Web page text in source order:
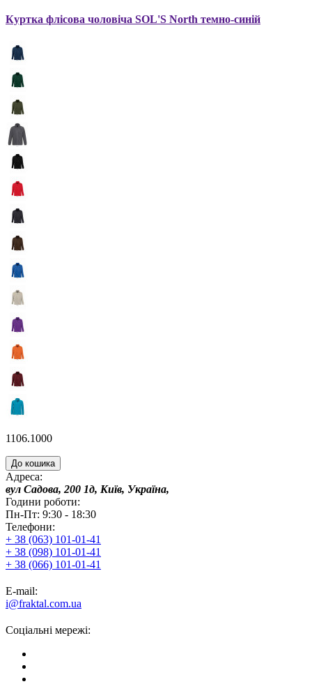
Куртка флісова чоловіча SOL'S North темно-синій
1106.1000
До кошика
Адреса:
вул Садова, 200 1д, Київ, Україна,
Години роботи:
Пн-Пт: 9:30 - 18:30
Телефони:
+ 38 (063) 101-01-41
+ 38 (098) 101-01-41
+ 38 (066) 101-01-41
E-mail:
i@fraktal.com.ua
Соціальні мережі: